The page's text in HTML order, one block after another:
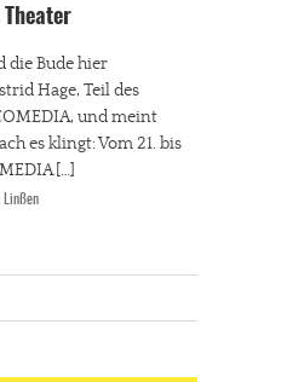
die Bude hier
Hage, Teil des
und meint
es klingt: Vom 21. bis
[…]
Linßen